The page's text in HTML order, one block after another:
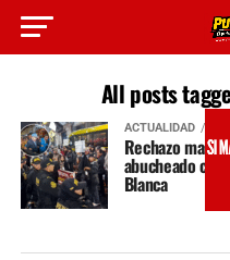
All posts
ACTUALIDAD
Rechazo
abucheado
Blanca